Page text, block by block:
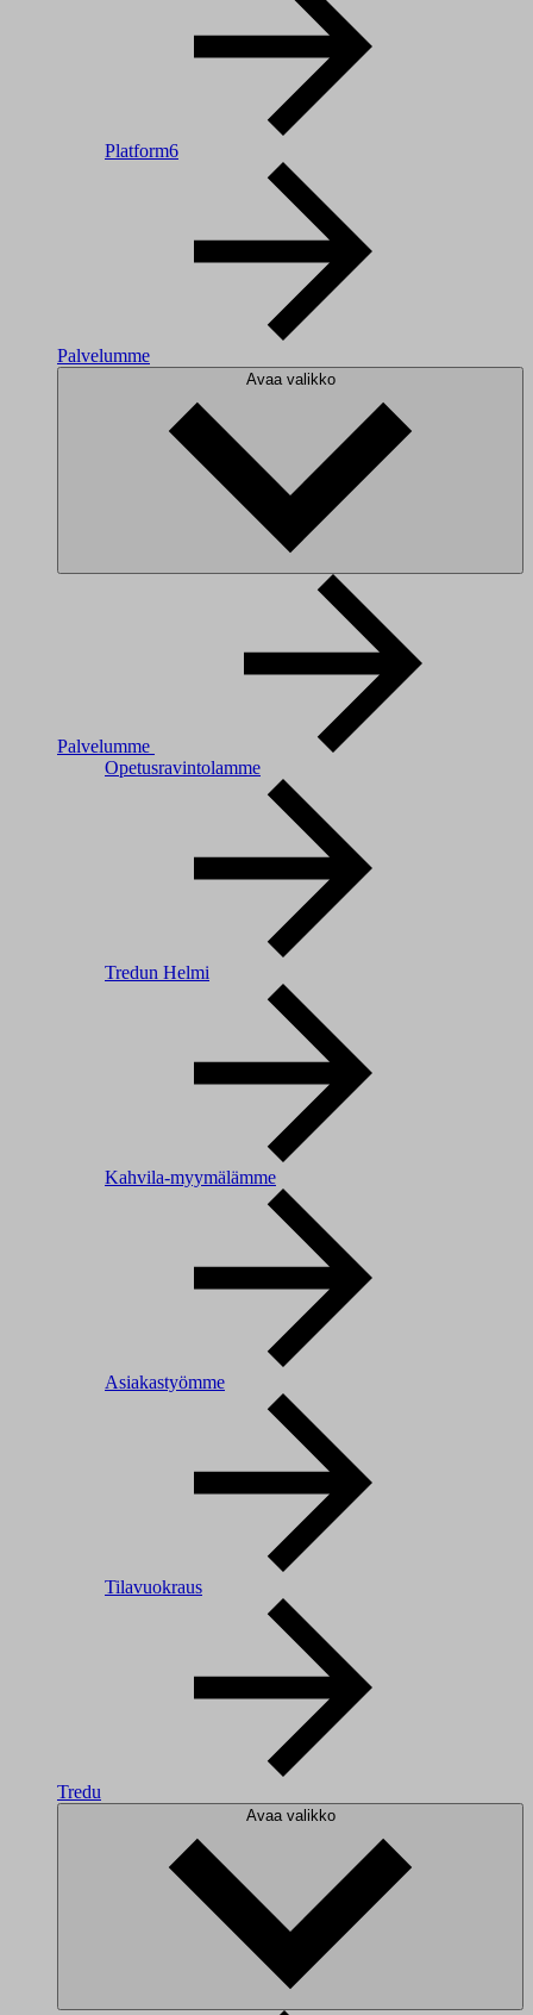
Platform6
Palvelumme
Avaa valikko
Palvelumme
Opetusravintolamme
Tredun Helmi
Kahvila-myymälämme
Asiakastyömme
Tilavuokraus
Tredu
Avaa valikko